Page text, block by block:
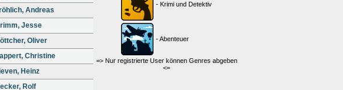
- Krimi und Detektiv
- Abenteuer
=> Nur registrierte User können Genres abgeben
<=
Andreas
Jesse
Oliver
Christine
Heinz
Rolf